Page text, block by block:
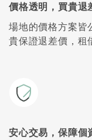
價格透明，買貴退
場地的價格方案皆
貴保證退差價，租
安心交易，保障個